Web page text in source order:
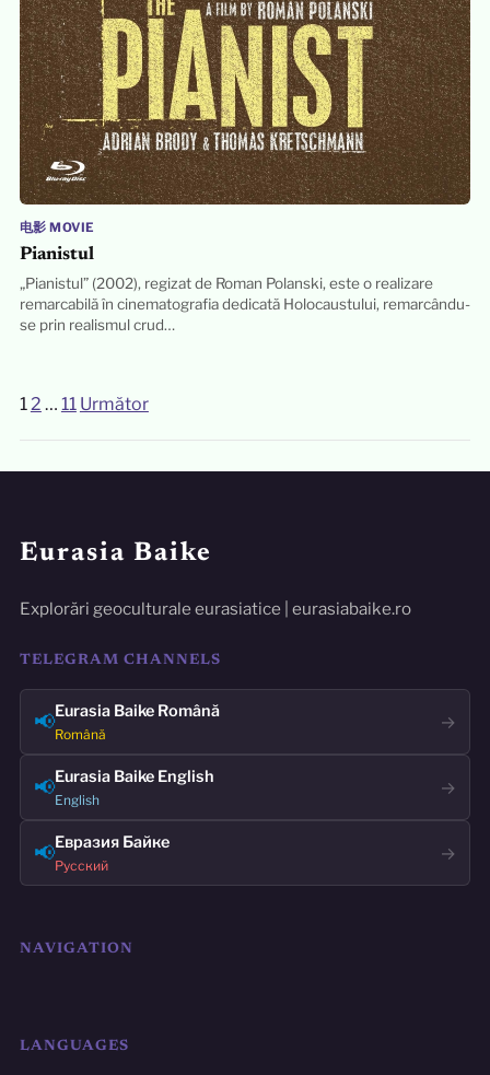
电影 MOVIE
Pianistul
„Pianistul” (2002), regizat de Roman Polanski, este o realizare
remarcabilă în cinematografia dedicată Holocaustului, remarcându-
se prin realismul crud…
Paginație
12 … 11 Următor
Eurasia Baike
Explorări geoculturale eurasiatice | eurasiabaike.ro
TELEGRAM CHANNELS
📢Eurasia Baike Română
Română
→
📢Eurasia Baike English
English
→
📢Евразия Байке
Русский
→
NAVIGATION
LANGUAGES